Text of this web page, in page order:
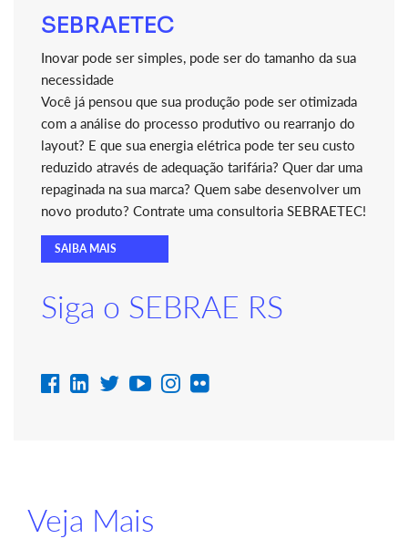
SEBRAETEC
Inovar pode ser simples, pode ser do tamanho da sua
necessidade
Você já pensou que sua produção pode ser otimizada
com a análise do processo produtivo ou rearranjo do
layout? E que sua energia elétrica pode ter seu custo
reduzido através de adequação tarifária? Quer dar uma
repaginada na sua marca? Quem sabe desenvolver um
novo produto? Contrate uma consultoria SEBRAETEC!
SAIBA MAIS
Siga o SEBRAE RS
Veja Mais